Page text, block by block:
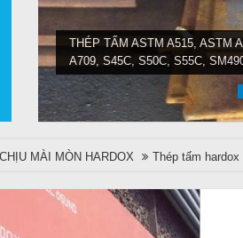
THÉP TẤM ASTM A515, ASTM
A709, S45C, S50C, S55C,
MÀI MÒN HARDOX Thép tấm